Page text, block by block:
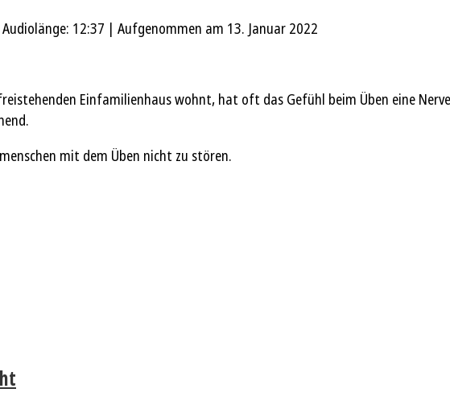
Audiolänge: 12:37 | Aufgenommen am 13. Januar 2022
Einfamilienhaus wohnt, hat oft das Gefühl beim Üben eine
mit dem Üben nicht zu stören.